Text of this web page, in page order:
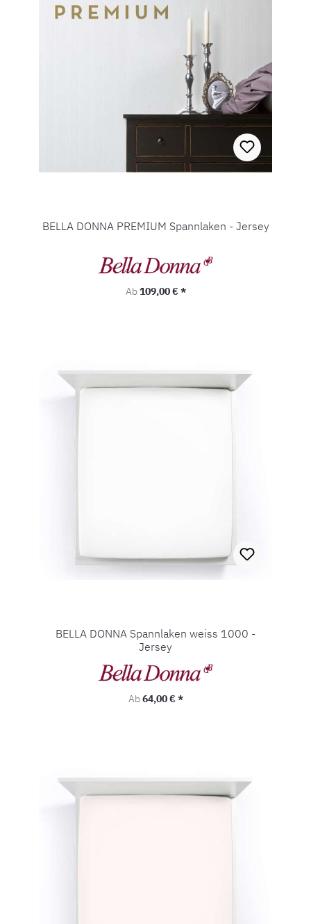
BELLA DONNA PREMIUM Spannlaken - Jersey
Regulärer Preis:
Ab109,00 € *
BELLA DONNA Spannlaken weiss 1000 -
Jersey
Regulärer Preis:
Ab64,00 € *